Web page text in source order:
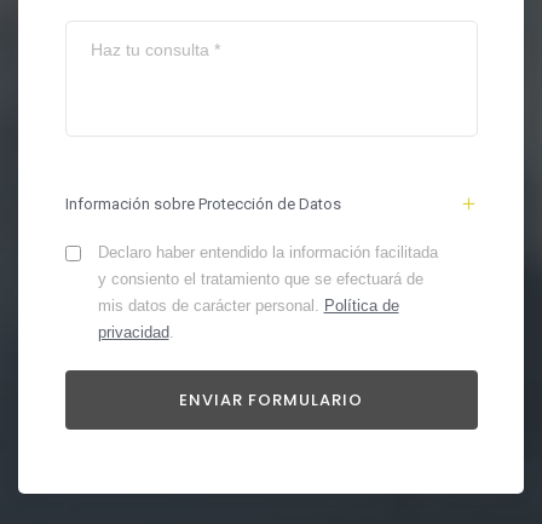
Información sobre Protección de Datos
Declaro haber entendido la información facilitada
y consiento el tratamiento que se efectuará de
mis datos de carácter personal. Política de
privacidad.